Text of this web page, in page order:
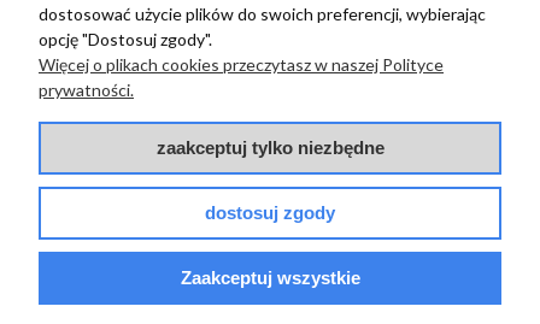
PORCELANOSA
Porcelanosa
PORCELANOSA
dostosować użycie plików do swoich preferencji, wybierając
opcję "Dostosuj zgody".
Więcej o plikach cookies przeczytasz w naszej Polityce
prywatności.
zaakceptuj tylko niezbędne
dostosuj zgody
Zaakceptuj wszystkie